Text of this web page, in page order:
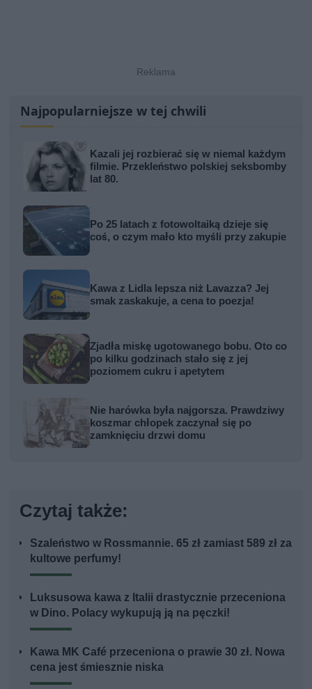
Najpopularniejsze w tej chwili
Kazali jej rozbierać się w niemal każdym
filmie. Przekleństwo polskiej seksbomby
lat 80.
Po 25 latach z fotowoltaiką dzieje się
coś, o czym mało kto myśli przy zakupie
Kawa z Lidla lepsza niż Lavazza? Jej
smak zaskakuje, a cena to poezja!
Zjadła miskę ugotowanego bobu. Oto co
po kilku godzinach stało się z jej
poziomem cukru i apetytem
Nie harówka była najgorsza. Prawdziwy
koszmar chłopek zaczynał się po
zamknięciu drzwi domu
Czytaj także:
Szaleństwo w Rossmannie. 65 zł zamiast 589 zł za
kultowe perfumy!
Luksusowa kawa z Italii drastycznie przeceniona
w Dino. Polacy wykupują ją na pęczki!
Kawa MK Café przeceniona o prawie 30 zł. Nowa
cena jest śmiesznie niska